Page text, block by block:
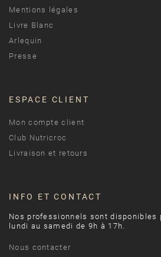
Mentions légales
Livre Blanc
Arlequin
Presse
ESPACE CLIENT
Mon compte client
Club Nutricroc
Livraison et retours
INFO ET CONTACT
Nos professionnels sont disponibles
lundi au samedi de 9h à 17h.
Nous contacter